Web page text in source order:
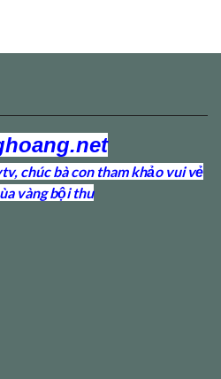
chúc bà con tham khảo vui vẻ
vàng bội thu